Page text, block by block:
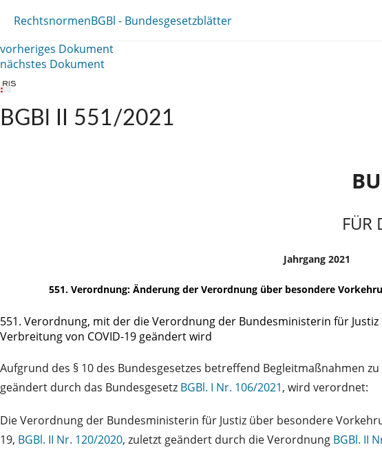
RechtsnormenBGBl - Bundesgesetzblätter
vorheriges Dokument
nächstes Dokument
BGBl II 551/2021
FÜR
Jahrgang 2021
551. Verordnung: Änderung der Verordnung über besondere
551. Verordnung, mit der die Verordnung der Bundesministerin für
Verbreitung von COVID-19 geändert wird
Aufgrund des § 10 des Bundesgesetzes betreffend Begleitmaßnahmen zu
geändert durch das Bundesgesetz BGBl. I Nr. 106/2021, wird verordnet:
Die Verordnung der Bundesministerin für Justiz über besondere
19, BGBl. II Nr. 120/2020, zuletzt geändert durch die Verordnung BGBl. II